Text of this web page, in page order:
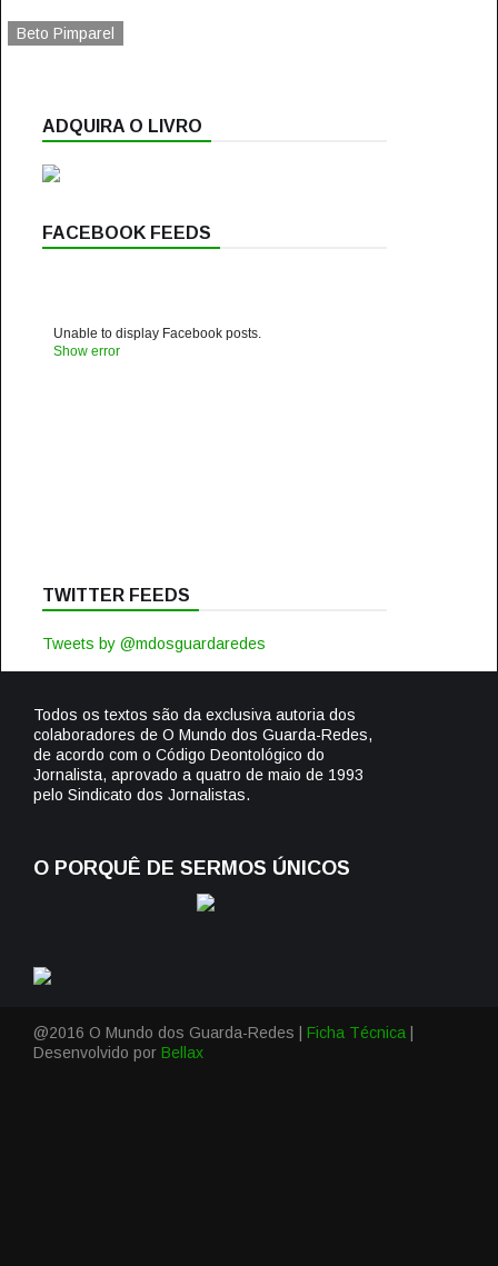
Beto Pimparel
ADQUIRA O LIVRO
FACEBOOK FEEDS
Unable to display Facebook posts.
Show error
TWITTER FEEDS
Tweets by @mdosguardaredes
Todos os textos são da exclusiva autoria dos
colaboradores de O Mundo dos Guarda-Redes,
de acordo com o Código Deontológico do
Jornalista, aprovado a quatro de maio de 1993
pelo Sindicato dos Jornalistas.
O PORQUÊ DE SERMOS ÚNICOS
@2016 O Mundo dos Guarda-Redes | Ficha Técnica
Desenvolvido por Bellax